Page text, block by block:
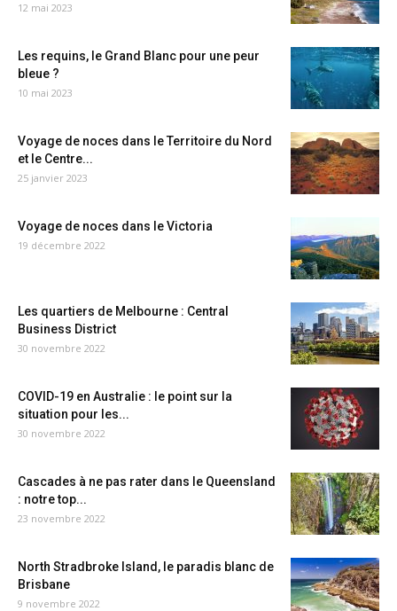
12 mai 2023
Les requins, le Grand Blanc pour une peur
bleue ?
10 mai 2023
Voyage de noces dans le Territoire du Nord
et le Centre...
25 janvier 2023
Voyage de noces dans le Victoria
19 décembre 2022
Les quartiers de Melbourne : Central
Business District
30 novembre 2022
COVID-19 en Australie : le point sur la
situation pour les...
30 novembre 2022
Cascades à ne pas rater dans le Queensland
: notre top...
23 novembre 2022
North Stradbroke Island, le paradis blanc de
Brisbane
9 novembre 2022